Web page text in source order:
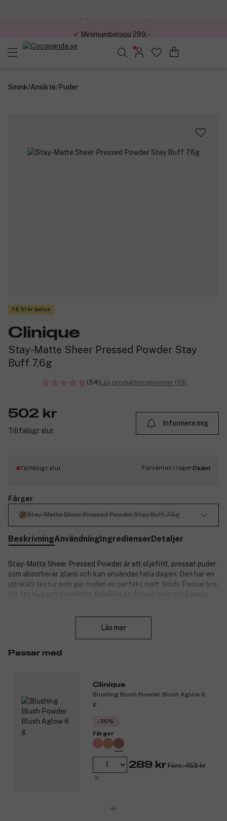
Sök bland 25.250 produkter..
Smink/Ansikte/Puder
Få 51 kr bonus
Clinique
Stay-Matte Sheer Pressed Powder Stay
Buff 7,6g
(34)Läs produktrecensioner (19)
502 kr
Tillfälligt slut
Informera mig
Tillfälligt slut Förväntas i lagerOkänt
Färger
Stay-Matte Sheer Pressed Powder Stay Buff 7,6g
BeskrivningAnvändningIngredienserDetaljer
Stay-Matte Sheer Pressed Powder är ett oljefritt, pressat puder
som absorberar glans och kan användas hela dagen. Den har en
ultralätt textur som ger huden en perfekt matt finish. Passar bra
för fet hud och orenheter. Behåller en fräsch look och känsla
Läs mer
Passar med
Clinique
Blushing Blush Powder Blush Aglow 6
g
-36%
Färger
289 kr Före: 453 kr